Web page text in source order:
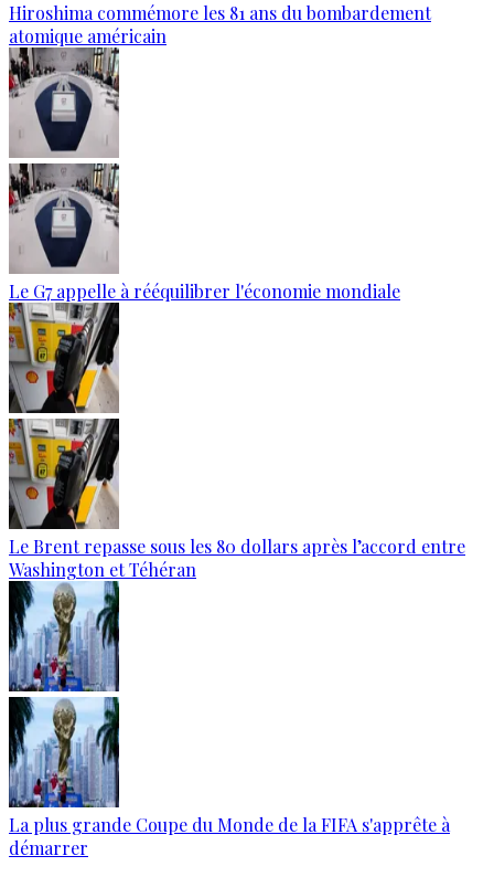
Hiroshima commémore les 81 ans du bombardement
atomique américain
Le G7 appelle à rééquilibrer l'économie mondiale
Le Brent repasse sous les 80 dollars après l’accord entre
Washington et Téhéran
La plus grande Coupe du Monde de la FIFA s'apprête à
démarrer